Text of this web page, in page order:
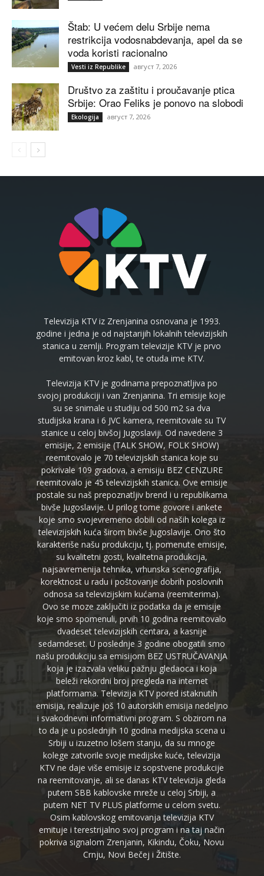
Štab: U većem delu Srbije nema
restrikcija vodosnabdevanja, apel da se
voda koristi racionalno
Vesti iz Republike август 7, 2026
Društvo za zaštitu i proučavanje ptica
Srbije: Orao Feliks je ponovo na slobodi
Ekologija август 7, 2026
Televizija KTV iz Zrenjanina osnovana je 1993.
godine i jedna je od najstarijih lokalnih televizijskih
stanica u zemlji. Program televizije KTV je prvo
emitovan kroz kabl, te otuda ime KTV.
Televizija KTV je godinama prepoznatljiva po
svojoj produkciji i van Zrenjanina. Tri emisije koje
su se snimale u studiju od 500 m2 sa dva
studijska krana i 6 JVC kamera, reemitovale su TV
stanice u celoj bivšoj Jugoslaviji. Od navedene 3
emisije, 2 emisije (TALK SHOW, FOLK SHOW)
reemitovalo je 70 televizijskih stanica koje su
pokrivale 109 gradova, a emisiju BEZ CENZURE
reemitovalo je 45 televizijskih stanica. Ove emisije
postale su naš prepoznatljiv brend i u republikama
bivše Jugoslavije. U prilog tome govore i ankete
koje smo svojevremeno dobili od naših kolega iz
televizijskih kuća širom bivše Jugoslavije. Ono što
karakteriše našu produkciju, tj. pomenute emisije,
su kvalitetni gosti, kvalitetna produkcija,
najsavremenija tehnika, vrhunska scenografija,
korektnost u radu i poštovanje dobrih poslovnih
odnosa sa televizijskim kućama (reemiterima).
Ovo se moze zaključiti iz podatka da je emisije
koje smo spomenuli, prvih 10 godina reemitovalo
dvadeset televizijskih centara, a kasnije
sedamdeset. U poslednje 3 godine obogatili smo
našu produkciju sa emisijom BEZ USTRUČAVANJA
koja je izazvala veliku pažnju gledaoca i koja
beleži rekordni broj pregleda na internet
platformama. Televizija KTV pored istaknutih
emisija, realizuje još 10 autorskih emisija nedeljno
i svakodnevni informativni program. S obzirom na
to da je u poslednjih 10 godina medijska scena u
Srbiji u izuzetno lošem stanju, da su mnoge
kolege zatvorile svoje medijske kuće, televizija
KTV ne daje više emisije iz sopstvene produkcije
na reemitovanje, ali se danas KTV televizija gleda
putem SBB kablovske mreže u celoj Srbiji, a
putem NET TV PLUS platforme u celom svetu.
Osim kablovskog emitovanja televizija KTV
emituje i terestrijalno svoj program i na taj način
pokriva signalom Zrenjanin, Kikindu, Čoku, Novu
Crnju, Novi Bečej i Žitište.